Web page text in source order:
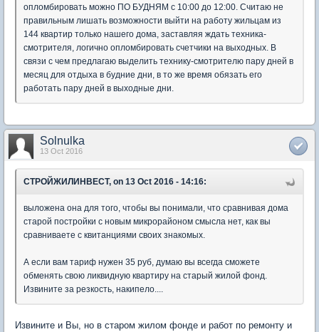
опломбировать можно ПО БУДНЯМ с 10:00 до 12:00. Считаю не
правильным лишать возможности выйти на работу жильцам из
144 квартир только нашего дома, заставляя ждать техника-
смотрителя, логично опломбировать счетчики на выходных. В
связи с чем предлагаю выделить технику-смотрителю пару дней в
месяц для отдыха в будние дни, в то же время обязать его
работать пару дней в выходные дни.
Solnulka
13 Oct 2016
СТРОЙЖИЛИНВЕСТ, on 13 Oct 2016 - 14:16:
выложена она для того, чтобы вы понимали, что сравнивая дома
старой постройки с новым микрорайоном смысла нет, как вы
сравниваете с квитанциями своих знакомых.
А если вам тариф нужен 35 руб, думаю вы всегда сможете
обменять свою ликвидную квартиру на старый жилой фонд.
Извините за резкость, накипело....
Извините и Вы, но в старом жилом фонде и работ по ремонту и